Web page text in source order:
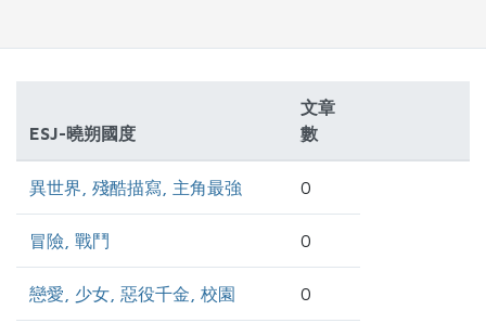
ESJ-曉朔國度
文章
數
異世界, 殘酷描寫, 主角最強 0
冒險, 戰鬥 0
戀愛, 少女, 惡役千金, 校園 0